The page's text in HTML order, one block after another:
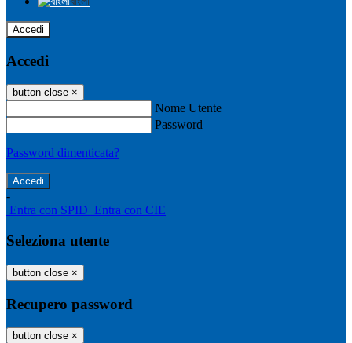
Accedi
Accedi
button close ×
Nome Utente
Password
Password dimenticata?
-
Entra con SPID Entra con CIE
Seleziona utente
button close ×
Recupero password
button close ×